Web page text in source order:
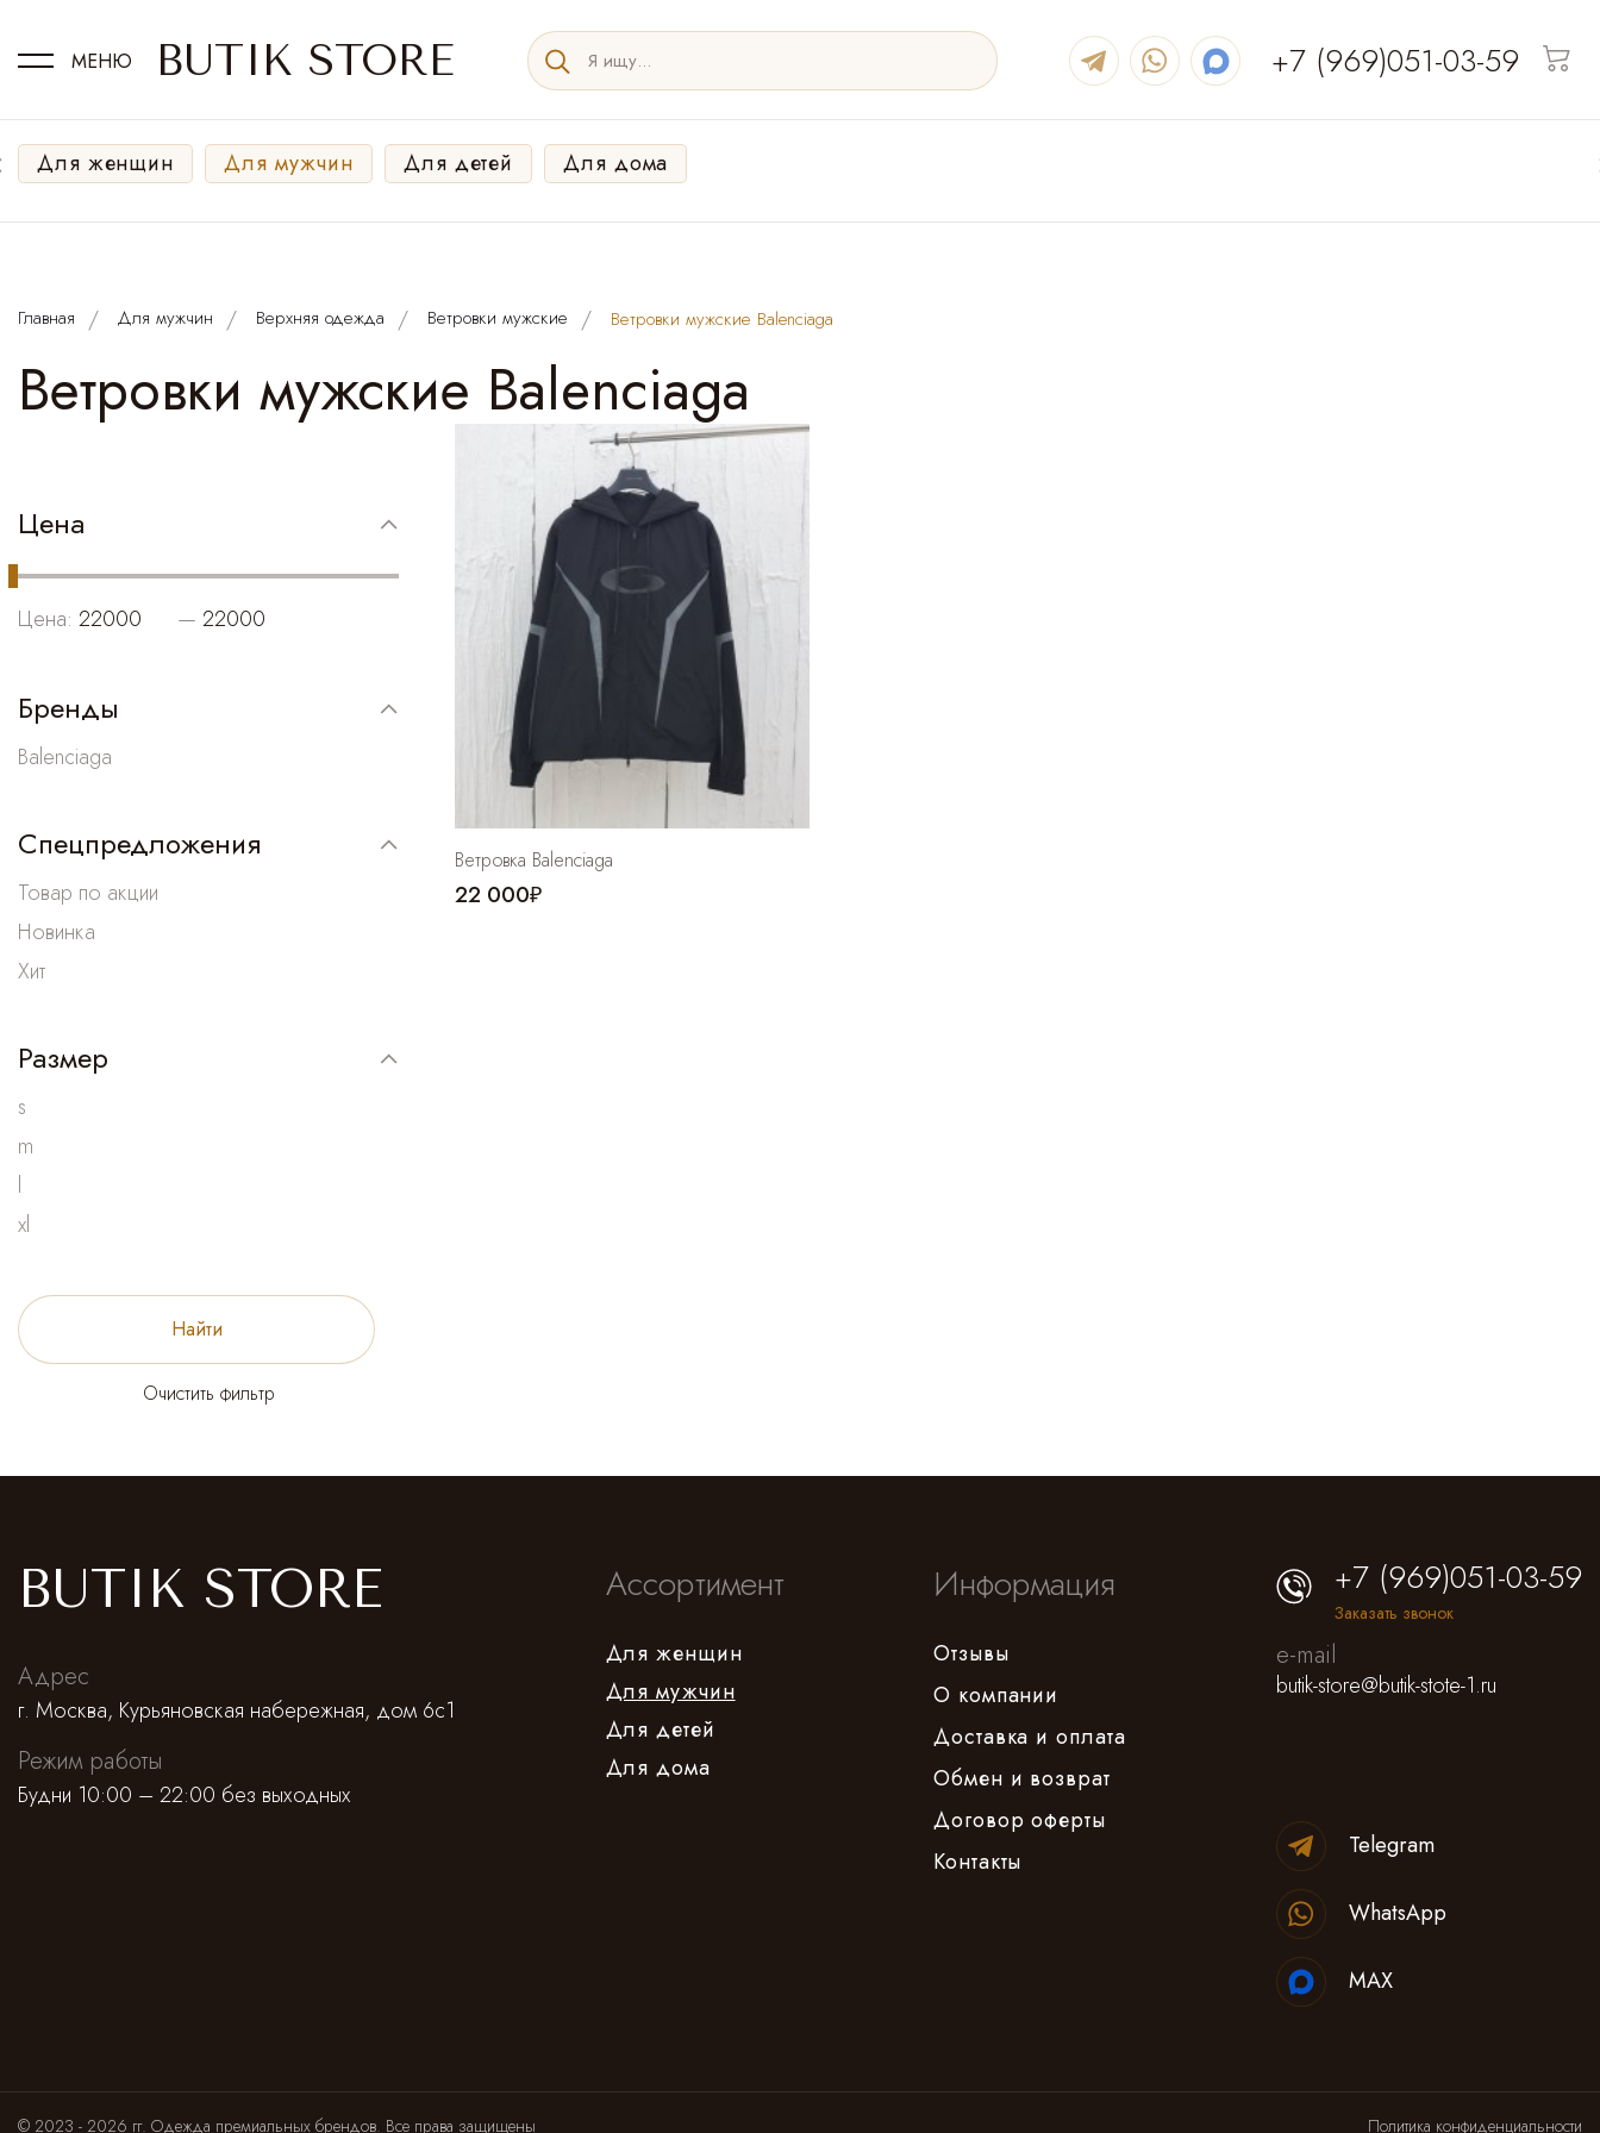
МЕНЮ BUTIK STORE +7 (969)051-03-59
Для женщин Для мужчин Для детей Для дома
Главная Для мужчин Верхняя одежда Ветровки мужские Ветровки мужские Balenciaga
Ветровки мужские Balenciaga
Цена
Цена: —
Бренды
Balenciaga
Спецпредложения
Товар по акции
Новинка
Хит
Размер
s
m
l
xl
Найти
Очистить фильтр
Ветровка Balenciaga
22 000₽
BUTIK STORE
Адрес
г. Москва, Курьяновская набережная, дом 6с1
Режим работы
Будни 10:00 – 22:00 без выходных
Ассортимент
Для женщин
Для мужчин
Для детей
Для дома
Информация
Отзывы
О компании
Доставка и оплата
Обмен и возврат
Договор оферты
Контакты
+7 (969)051-03-59
Заказать звонок
e-mail
butik-store@butik-stote-1.ru
Telegram
WhatsApp
MAX
© 2023 - 2026 гг. Одежда премиальных брендов. Все права защищены Политика конфиденциальности